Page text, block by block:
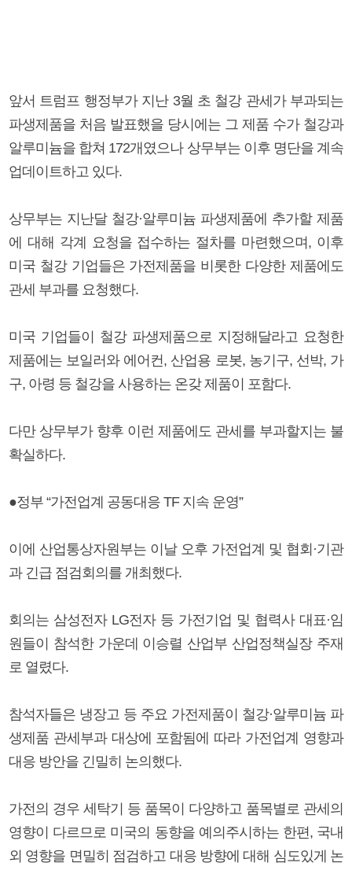
앞서 트럼프 행정부가 지난 3월 초 철강 관세가 부과되는
파생제품을 처음 발표했을 당시에는 그 제품 수가 철강과
알루미늄을 합쳐 172개였으나 상무부는 이후 명단을 계속
업데이트하고 있다.
상무부는 지난달 철강·알루미늄 파생제품에 추가할 제품
에 대해 각계 요청을 접수하는 절차를 마련했으며, 이후
미국 철강 기업들은 가전제품을 비롯한 다양한 제품에도
관세 부과를 요청했다.
미국 기업들이 철강 파생제품으로 지정해달라고 요청한
제품에는 보일러와 에어컨, 산업용 로봇, 농기구, 선박, 가
구, 아령 등 철강을 사용하는 온갖 제품이 포함다.
다만 상무부가 향후 이런 제품에도 관세를 부과할지는 불
확실하다.
●정부 “가전업계 공동대응 TF 지속 운영”
이에 산업통상자원부는 이날 오후 가전업계 및 협회·기관
과 긴급 점검회의를 개최했다.
회의는 삼성전자 LG전자 등 가전기업 및 협력사 대표·임
원들이 참석한 가운데 이승렬 산업부 산업정책실장 주재
로 열렸다.
참석자들은 냉장고 등 주요 가전제품이 철강·알루미늄 파
생제품 관세부과 대상에 포함됨에 따라 가전업계 영향과
대응 방안을 긴밀히 논의했다.
가전의 경우 세탁기 등 품목이 다양하고 품목별로 관세의
영향이 다르므로 미국의 동향을 예의주시하는 한편, 국내
외 영향을 면밀히 점검하고 대응 방향에 대해 심도있게 논